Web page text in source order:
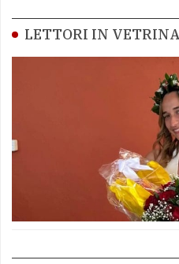
LETTORI IN VETRINA